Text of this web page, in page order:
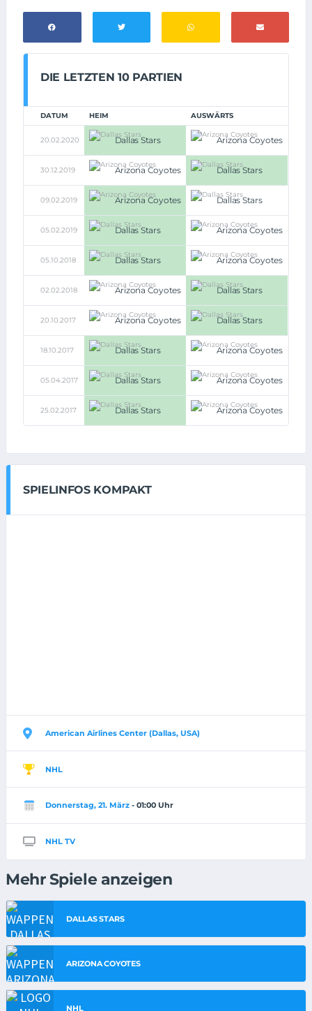
DIE LETZTEN 10 PARTIEN
DATUM HEIM AUSWÄRTS
20.02.2020 Dallas Stars Arizona Coyotes
30.12.2019 Arizona Coyotes Dallas Stars
09.02.2019 Arizona Coyotes Dallas Stars
05.02.2019 Dallas Stars Arizona Coyotes
05.10.2018 Dallas Stars Arizona Coyotes
02.02.2018 Arizona Coyotes Dallas Stars
20.10.2017 Arizona Coyotes Dallas Stars
18.10.2017 Dallas Stars Arizona Coyotes
05.04.2017 Dallas Stars Arizona Coyotes
25.02.2017 Dallas Stars Arizona Coyotes
SPIELINFOS KOMPAKT
American Airlines Center (Dallas, USA)
NHL
Donnerstag, 21. März - 01:00 Uhr
NHL TV
Mehr Spiele anzeigen
DALLAS STARS
ARIZONA COYOTES
NHL